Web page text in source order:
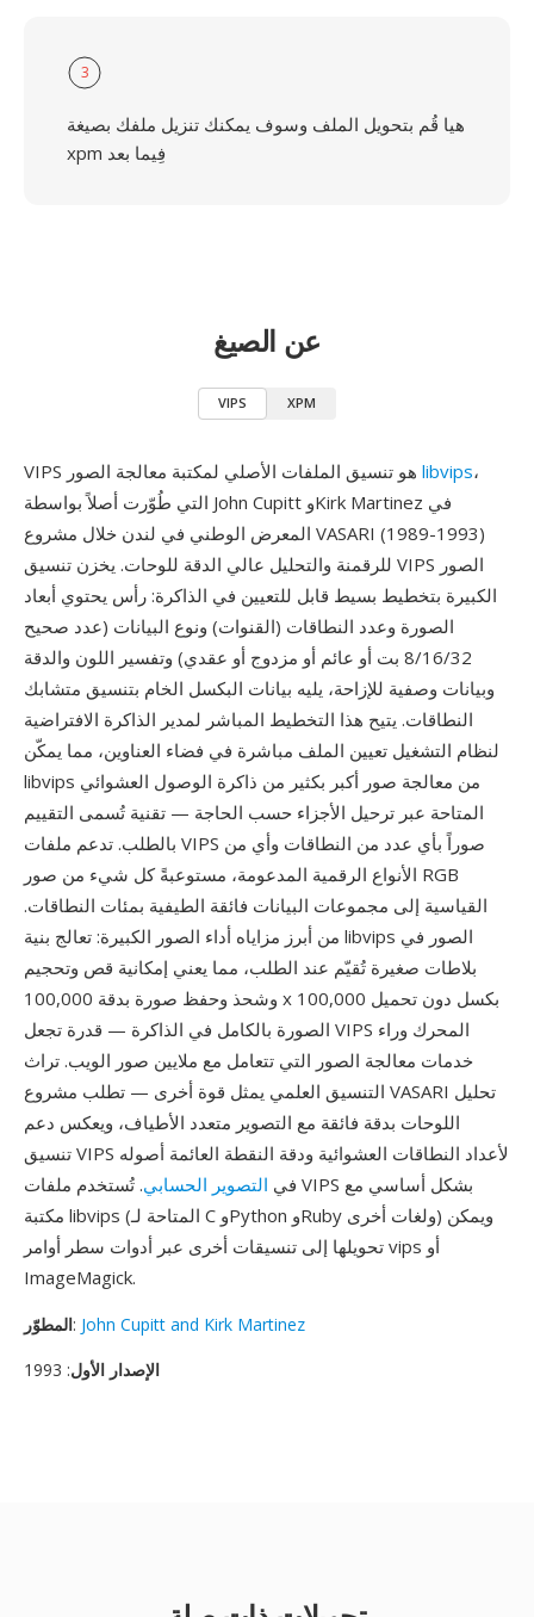
3
هيا قُم بتحويل الملف وسوف يمكنك تنزيل ملفك بصيغة
xpm فِيما بعد
عن الصيغ
VIPS XPM
libvips،
التي طُوّرت أصلاً بواسطة John Cupitt وKirk Martinez في
المعرض الوطني في لندن خلال مشروع VASARI (1989-1993)
للرقمنة والتحليل عالي الدقة للوحات. يخزن تنسيق VIPS الصور
الكبيرة بتخطيط بسيط قابل للتعيين في الذاكرة: رأس يحتوي أبعاد
الصورة وعدد النطاقات (القنوات) ونوع البيانات (عدد صحيح
8/16/32 بت أو عائم أو مزدوج أو عقدي) وتفسير اللون والدقة
وبيانات وصفية للإزاحة، يليه بيانات البكسل الخام بتنسيق متشابك
النطاقات. يتيح هذا التخطيط المباشر لمدير الذاكرة الافتراضية
لنظام التشغيل تعيين الملف مباشرة في فضاء العناوين، مما يمكّن
libvips من معالجة صور أكبر بكثير من ذاكرة الوصول العشوائي
المتاحة عبر ترحيل الأجزاء حسب الحاجة — تقنية تُسمى التقييم
بالطلب. تدعم ملفات VIPS صوراً بأي عدد من النطاقات وأي من
الأنواع الرقمية المدعومة، مستوعبةً كل شيء من صور RGB
القياسية إلى مجموعات البيانات فائقة الطيفية بمئات النطاقات.
من أبرز مزاياه أداء الصور الكبيرة: تعالج بنية libvips الصور في
بلاطات صغيرة تُقيّم عند الطلب، مما يعني إمكانية قص وتحجيم
وشحذ وحفظ صورة بدقة 100,000 x 100,000 بكسل دون تحميل
الصورة بالكامل في الذاكرة — قدرة تجعل VIPS المحرك وراء
خدمات معالجة الصور التي تتعامل مع ملايين صور الويب. تراث
التنسيق العلمي يمثل قوة أخرى — تطلب مشروع VASARI تحليل
اللوحات بدقة فائقة مع التصوير متعدد الأطياف، ويعكس دعم
تنسيق VIPS لأعداد النطاقات العشوائية ودقة النقطة العائمة أصوله
في التصوير الحسابي. تُستخدم ملفات VIPS بشكل أساسي مع
مكتبة libvips (المتاحة لـ C وPython وRuby ولغات أخرى) ويمكن
تحويلها إلى تنسيقات أخرى عبر أدوات سطر أوامر vips أو
ImageMagick.
المطوّر: John Cupitt and Kirk Martinez
الإصدار الأول: 1993